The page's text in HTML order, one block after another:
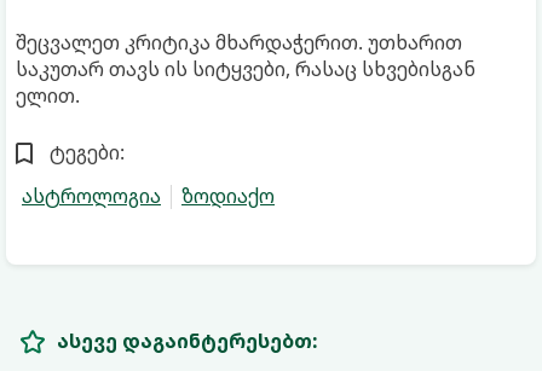
შეცვალეთ კრიტიკა მხარდაჭერით. უთხარით
საკუთარ თავს ის სიტყვები, რასაც სხვებისგან
ელით.
ტეგები:
ასტროლოგია
ზოდიაქო
ასევე დაგაინტერესებთ: